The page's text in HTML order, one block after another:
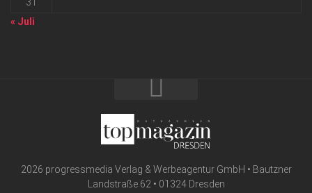
31
« Juli
2026 progressmedia Verlag & Werbeagentur GmbH • Bautzner
Landstraße 62 • 01324 Dresden